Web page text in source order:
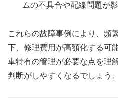
ムの不具合や配線問題が
これらの故障事例により、頻
下、修理費用が高額化する可
車特有の管理が必要な点を理
判断がしやすくなるでしょう。